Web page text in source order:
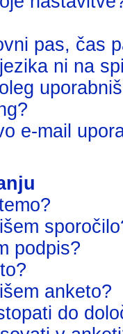
pas, čas
ni na
e-mail
podpis?
anketo?
do